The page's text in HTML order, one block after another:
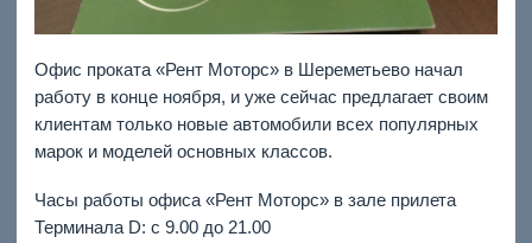
Офис проката «Рент Моторс» в Шереметьево начал
работу в конце ноября, и уже сейчас предлагает своим
клиентам только новые автомобили всех популярных
марок и моделей основных классов.
Часы работы офиса «Рент Моторс» в зале прилета
Терминала D: с 9.00 до 21.00